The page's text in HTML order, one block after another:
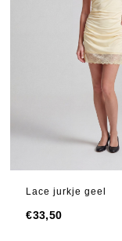
Lace jurkje geel
€33,50